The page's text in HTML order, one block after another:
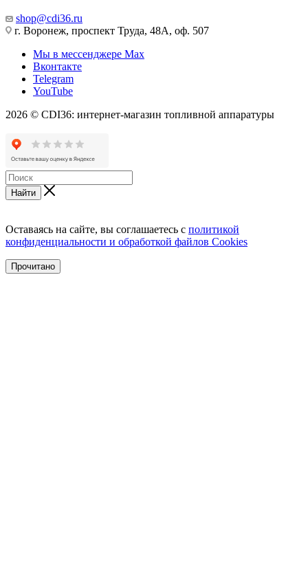
shop@cdi36.ru
г. Воронеж, проспект Труда, 48А, оф. 507
Мы в мессенджере Max
Вконтакте
Telegram
YouTube
2026 © CDI36: интернет-магазин топливной аппаратуры
Найти
Оставаясь на сайте, вы соглашаетесь с политикой
конфиденциальности и обработкой файлов Cookies
Прочитано